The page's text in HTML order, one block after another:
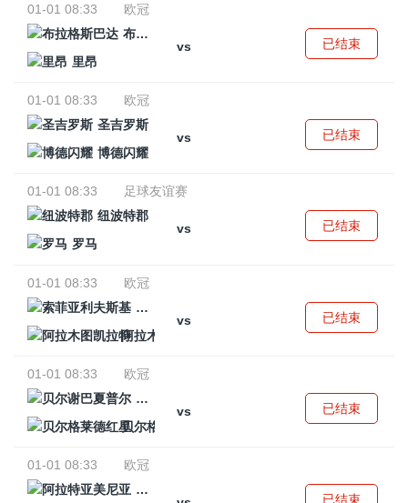
01-01 08:33
欧冠
布拉格斯巴达
vs
里昂
已结束
01-01 08:33
欧冠
圣吉罗斯
vs
博德闪耀
已结束
01-01 08:33
足球友谊赛
纽波特郡
vs
罗马
已结束
01-01 08:33
欧冠
索菲亚利夫斯基
vs
阿拉木图凯拉特
已结束
01-01 08:33
欧冠
贝尔谢巴夏普尔
vs
贝尔格莱德红星
已结束
01-01 08:33
欧冠
阿拉特亚美尼亚
已结束